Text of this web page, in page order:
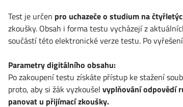
Test je určen pro uchazeče o studium na
zkoušky. Obsah i forma testu vycházejí z
součástí této elektronické verze testu. Po
Parametry digitálního obsahu:
Po zakoupení testu získáte přístup ke stažení
proto, aby si žák vyzkoušel vyplňování odpovědí
panovat u přijímací zkoušky.